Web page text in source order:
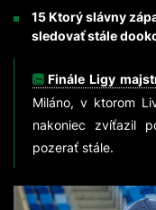
15 Ktorý slávny
sledovať stále
Finále Ligy
Miláno, v ktorom
nakoniec zvíťazil
pozerať stále.